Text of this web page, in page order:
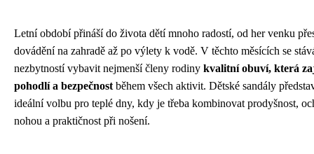
Letní období přináší do života dětí mnoho radostí, od her venku
dovádění na zahradě až po výlety k vodě. V těchto měsících se
nezbytností vybavit nejmenší členy rodiny kvalitní obuví, která
pohodlí a bezpečnost během všech aktivit. Dětské sandály
ideální volbu pro teplé dny, kdy je třeba kombinovat prodyšnost,
nohou a praktičnost při nošení.